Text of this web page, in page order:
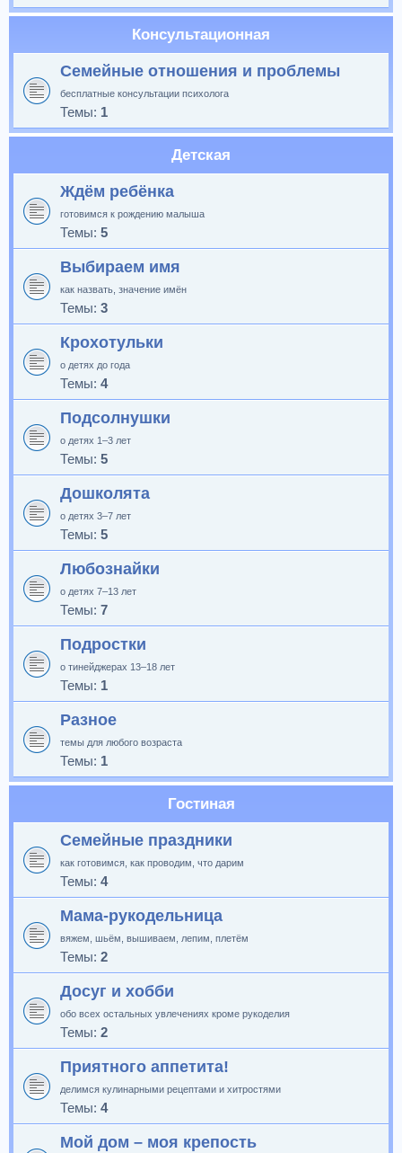
Консультационная
Семейные отношения и проблемы
бесплатные консультации психолога
Темы: 1
Детская
Ждём ребёнка
готовимся к рождению малыша
Темы: 5
Выбираем имя
как назвать, значение имён
Темы: 3
Крохотульки
о детях до года
Темы: 4
Подсолнушки
о детях 1–3 лет
Темы: 5
Дошколята
о детях 3–7 лет
Темы: 5
Любознайки
о детях 7–13 лет
Темы: 7
Подростки
о тинейджерах 13–18 лет
Темы: 1
Разное
темы для любого возраста
Темы: 1
Гостиная
Семейные праздники
как готовимся, как проводим, что дарим
Темы: 4
Мама-рукодельница
вяжем, шьём, вышиваем, лепим, плетём
Темы: 2
Досуг и хобби
обо всех остальных увлечениях кроме рукоделия
Темы: 2
Приятного аппетита!
делимся кулинарными рецептами и хитростями
Темы: 4
Мой дом – моя крепость